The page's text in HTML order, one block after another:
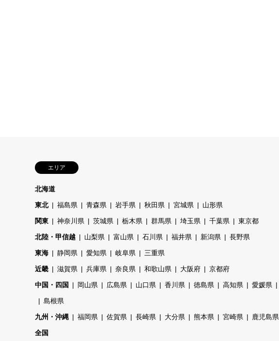
エリア
北海道
東北 福島県 青森県 岩手県 秋田県 宮城県 山形県
関東 神奈川県 茨城県 栃木県 群馬県 埼玉県 千葉県 東京都
北陸・甲信越 山梨県 富山県 石川県 福井県 新潟県 長野県
東海 静岡県 愛知県 岐阜県 三重県
近畿 滋賀県 兵庫県 奈良県 和歌山県 大阪府 京都府
中国・四国 岡山県 広島県 山口県 香川県 徳島県 高知県 愛媛県
島根県
九州・沖縄 福岡県 佐賀県 長崎県 大分県 熊本県 宮崎県 鹿児島県
全国